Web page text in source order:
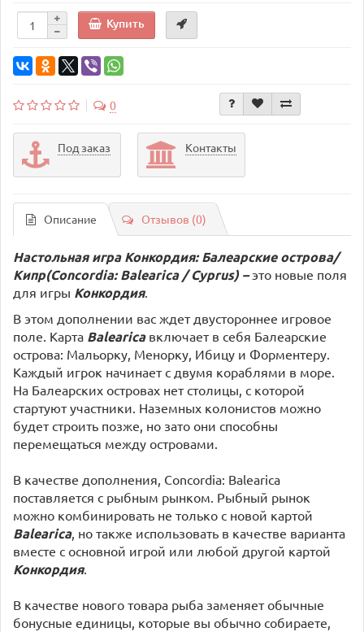
Купить
0
Под заказ Контакты
Описание Отзывов (0)
Настольная игра Конкордия: Балеарские острова/
Кипр(Concordia: Balearica / Cyprus) –это новые поля
для игры Конкордия.
В этом дополнении вас ждет двустороннее игровое
поле. Карта Balearicaвключает в себя Балеарские
острова: Мальорку, Менорку, Ибицу и Форментеру.
Каждый игрок начинает с двумя кораблями в море.
На Балеарских островах нет столицы, с которой
стартуют участники. Наземных колонистов можно
будет строить позже, но зато они способны
перемещаться между островами.
В качестве дополнения, Concordia: Balearica
поставляется с рыбным рынком. Рыбный рынок
можно комбинировать не только с новой картой
Balearica, но также использовать в качестве варианта
вместе с основной игрой или любой другой картой
Конкордия.
В качестве нового товара рыба заменяет обычные
бонусные единицы, которые вы обычно собираете,